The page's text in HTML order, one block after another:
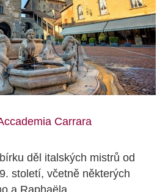
Carrara
děl italských mistrů od
století, včetně některých